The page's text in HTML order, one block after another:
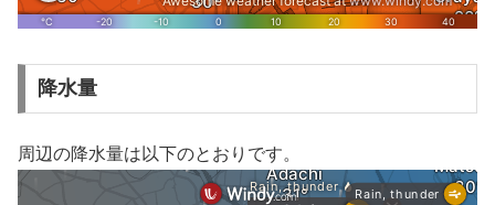
降水量
周辺の降水量は以下のとおりです。